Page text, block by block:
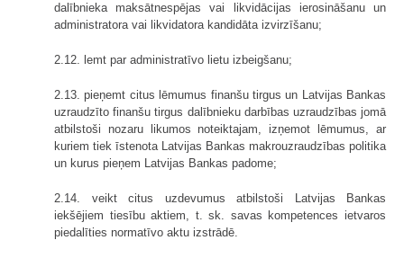
dalībnieka maksātnespējas vai likvidācijas ierosināšanu un
administratora vai likvidatora kandidāta izvirzīšanu;
2.12. lemt par administratīvo lietu izbeigšanu;
2.13. pieņemt citus lēmumus finanšu tirgus un Latvijas Bankas
uzraudzīto finanšu tirgus dalībnieku darbības uzraudzības jomā
atbilstoši nozaru likumos noteiktajam, izņemot lēmumus, ar
kuriem tiek īstenota Latvijas Bankas makrouzraudzības politika
un kurus pieņem Latvijas Bankas padome;
2.14. veikt citus uzdevumus atbilstoši Latvijas Bankas
iekšējiem tiesību aktiem, t. sk. savas kompetences ietvaros
piedalīties normatīvo aktu izstrādē.